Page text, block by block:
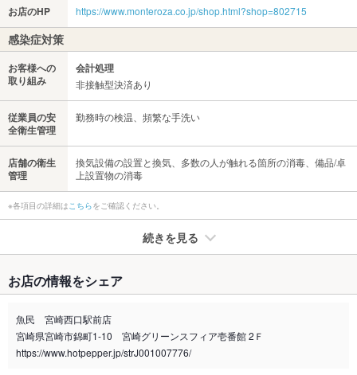
お店のHP https://www.monteroza.co.jp/shop.html?shop=802715
感染症対策
お客様への
取り組み
会計処理
非接触型決済あり
従業員の安
全衛生管理
勤務時の検温、頻繁な手洗い
店舗の衛生
管理
換気設備の設置と換気、多数の人が触れる箇所の消毒、備品/卓
上設置物の消毒
※各項目の詳細はこちらをご確認ください。
続きを見る
禁煙・喫煙
分煙（仕切りあり）
喫煙専用室 あり
お店の情報をシェア
魚民 宮崎西口駅前店
宮崎県宮崎市錦町1-10 宮崎グリーンスフィア壱番館 2Ｆ
https://www.hotpepper.jp/strJ001007776/